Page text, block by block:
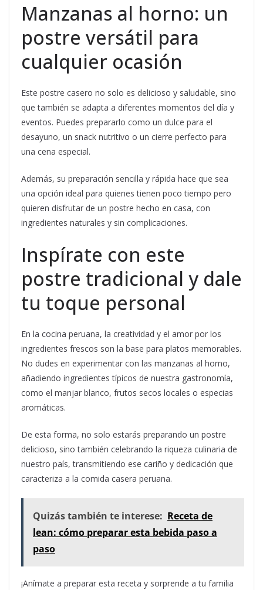
Manzanas al horno: un
postre versátil para
cualquier ocasión
Este postre casero no solo es delicioso y saludable, sino
que también se adapta a diferentes momentos del día y
eventos. Puedes prepararlo como un dulce para el
desayuno, un snack nutritivo o un cierre perfecto para
una cena especial.
Además, su preparación sencilla y rápida hace que sea
una opción ideal para quienes tienen poco tiempo pero
quieren disfrutar de un postre hecho en casa, con
ingredientes naturales y sin complicaciones.
Inspírate con este
postre tradicional y dale
tu toque personal
En la cocina peruana, la creatividad y el amor por los
ingredientes frescos son la base para platos memorables.
No dudes en experimentar con las manzanas al horno,
añadiendo ingredientes típicos de nuestra gastronomía,
como el manjar blanco, frutos secos locales o especias
aromáticas.
De esta forma, no solo estarás preparando un postre
delicioso, sino también celebrando la riqueza culinaria de
nuestro país, transmitiendo ese cariño y dedicación que
caracteriza a la comida casera peruana.
Quizás también te interese: Receta de
lean: cómo preparar esta bebida paso a
paso
¡Anímate a preparar esta receta y sorprende a tu familia